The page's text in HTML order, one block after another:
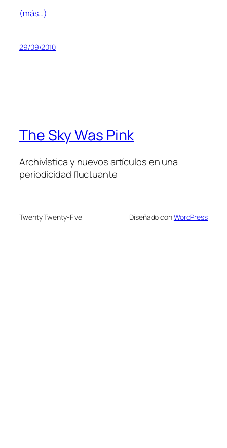
(más…)
29/09/2010
The Sky Was Pink
Archivística y nuevos artículos en una
periodicidad fluctuante
Twenty Twenty-Five Diseñado conWordPress